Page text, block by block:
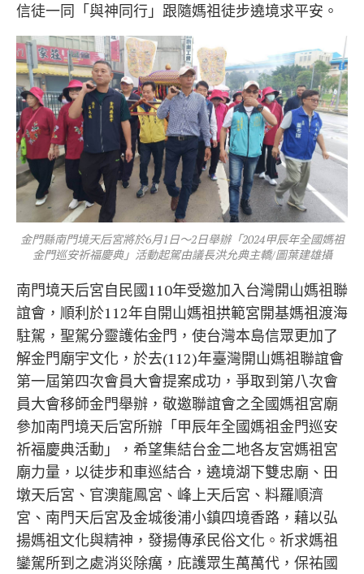
信徒一同「與神同行」跟隨媽祖徒步遶境求平安。
金門縣南門境天后宮將於6月1日～2日舉辦「2024甲辰年全國媽祖
金門巡安祈福慶典」活動起駕由議長洪允典主轎/圖葉建雄攝
南門境天后宮自民國110年受邀加入台灣開山媽祖聯
誼會，順利於112年自開山媽祖拱範宮開基媽祖渡海
駐駕，聖駕分靈護佑金門，使台灣本島信眾更加了
解金門廟宇文化，於去(112)年臺灣開山媽祖聯誼會
第一屆第四次會員大會提案成功，爭取到第八次會
員大會移師金門舉辦，敬邀聯誼會之全國媽祖宮廟
參加南門境天后宮所辦「甲辰年全國媽祖金門巡安
祈福慶典活動」，希望集結台金二地各友宮媽祖宮
廟力量，以徒步和車巡結合，遶境湖下雙忠廟、田
墩天后宮、官澳龍鳳宮、峰上天后宮、料羅順濟
宮、南門天后宮及金城後浦小鎮四境香路，藉以弘
揚媽祖文化與精神，發揚傳承民俗文化。祈求媽祖
鑾駕所到之處消災除癘，庇護眾生萬萬代，保祐國